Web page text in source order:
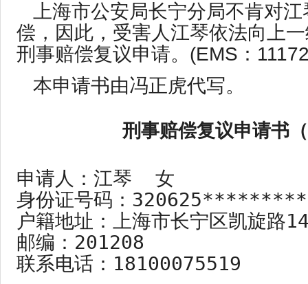
上海市公安局长宁分局不肯对
偿，因此，受害人江琴依法向上
刑事赔偿复议申请。(EMS：
本申请书由冯正虎代写。
刑事赔偿复议申请书
申请人：江琴  女
身份证号码：
户籍地址：上海市长宁区凯旋路
邮编：201208
联系电话：18100075519